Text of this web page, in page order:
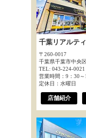
千葉リアルテ
〒260-0017
千葉県千葉市中央
TEL: 043-224-0021
営業時間：9：30～
定休日：水曜日
店舗紹介